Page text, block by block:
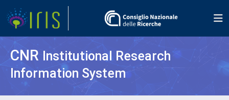
CNR Institutional Research
Information System